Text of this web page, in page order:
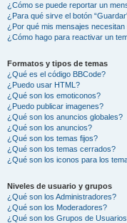
¿Cómo se puede reportar un
¿Para qué sirve el botón
¿Por qué mis mensajes
¿Cómo hago para reactivar un
Formatos y tipos de temas
¿Qué es el código BBCode?
¿Puedo usar HTML?
¿Qué son los emoticonos?
¿Puedo publicar imagenes?
¿Qué son los anuncios globales?
¿Qué son los anuncios?
¿Qué son los temas fijos?
¿Qué son los temas cerrados?
¿Qué son los iconos para los
Niveles de usuario y grupos
¿Qué son los Administradores?
¿Qué son los Moderadores?
¿Qué son los Grupos de